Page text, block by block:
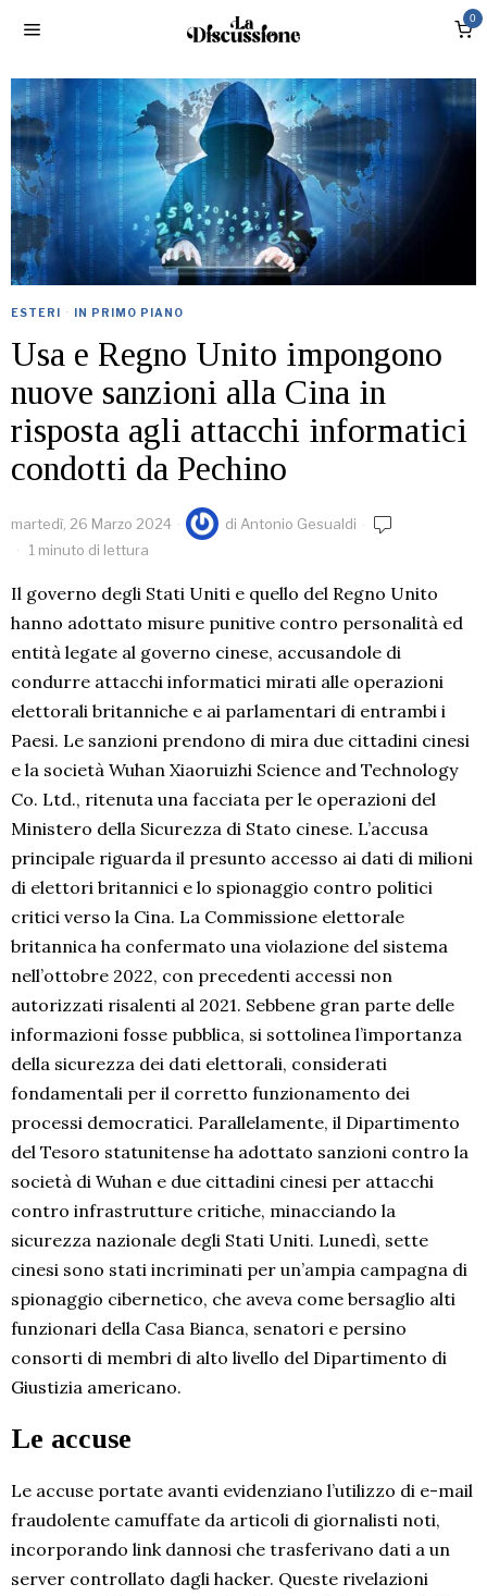
0
ESTERI · IN PRIMO PIANO
Usa e Regno Unito impongono
nuove sanzioni alla Cina in
risposta agli attacchi informatici
condotti da Pechino
martedì, 26 Marzo 2024 di Antonio Gesualdi
1 minuto di lettura
Il governo degli Stati Uniti e quello del Regno Unito
hanno adottato misure punitive contro personalità ed
entità legate al governo cinese, accusandole di
condurre attacchi informatici mirati alle operazioni
elettorali britanniche e ai parlamentari di entrambi i
Paesi. Le sanzioni prendono di mira due cittadini cinesi
e la società Wuhan Xiaoruizhi Science and Technology
Co. Ltd., ritenuta una facciata per le operazioni del
Ministero della Sicurezza di Stato cinese. L’accusa
principale riguarda il presunto accesso ai dati di milioni
di elettori britannici e lo spionaggio contro politici
critici verso la Cina. La Commissione elettorale
britannica ha confermato una violazione del sistema
nell’ottobre 2022, con precedenti accessi non
autorizzati risalenti al 2021. Sebbene gran parte delle
informazioni fosse pubblica, si sottolinea l’importanza
della sicurezza dei dati elettorali, considerati
fondamentali per il corretto funzionamento dei
processi democratici. Parallelamente, il Dipartimento
del Tesoro statunitense ha adottato sanzioni contro la
società di Wuhan e due cittadini cinesi per attacchi
contro infrastrutture critiche, minacciando la
sicurezza nazionale degli Stati Uniti. Lunedì, sette
cinesi sono stati incriminati per un’ampia campagna di
spionaggio cibernetico, che aveva come bersaglio alti
funzionari della Casa Bianca, senatori e persino
consorti di membri di alto livello del Dipartimento di
Giustizia americano.
Le accuse
Le accuse portate avanti evidenziano l’utilizzo di e-mail
fraudolente camuffate da articoli di giornalisti noti,
incorporando link dannosi che trasferivano dati a un
server controllato dagli hacker. Queste rivelazioni